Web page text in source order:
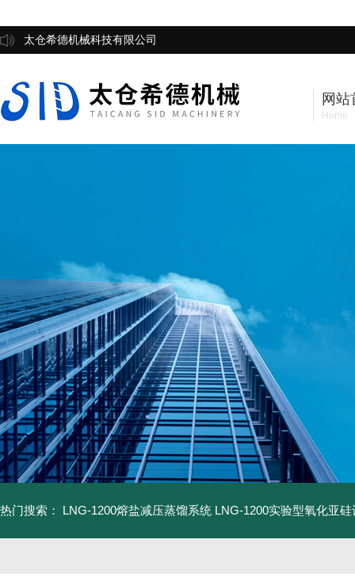
太仓希德机械科技有限公司
网站
Home
热门搜索： LNG-1200熔盐减压蒸馏系统 LNG-1200实验型氧化亚硅